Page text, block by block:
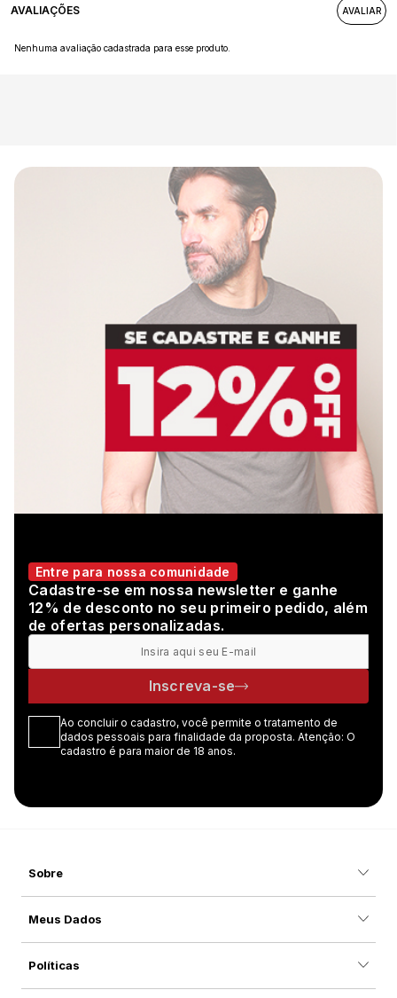
AVALIAÇÕES
Nenhuma avaliação cadastrada para esse produto.
Entre para nossa comunidade
Cadastre-se em nossa newsletter e ganhe
12% de desconto no seu primeiro pedido, além
de ofertas personalizadas.
Inscreva-se
Ao concluir o cadastro, você permite o tratamento de
dados pessoais para finalidade da proposta. Atenção: O
cadastro é para maior de 18 anos.
Sobre
Meus Dados
Políticas